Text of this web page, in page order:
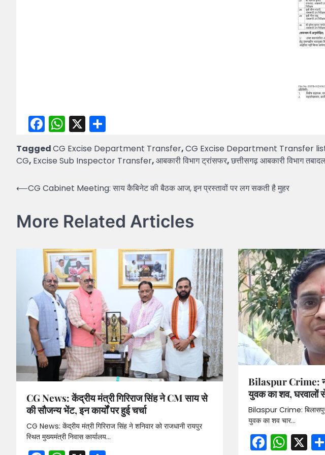
Facebook
WhatsApp
X
TaggedCG Excise Department Transfer,CG Excise Department Transfer
CG, Excise Sub Inspector Transfer,आबकारी विभाग ट्रांसफर,छत्तीसगढ़ आबकारी विभाग
Post
⟵CG Cabinet Meeting: साय कैबिनेट की बैठक आज, इन प्रस्तावों पर लग सकती है मुहर
More Related Articles
CG News: केंद्रीय मंत्री गिरिराज सिंह ने CM साय से
की सौजन्य भेंट, इन कार्यों पर हुई चर्चा
CG News: केंद्रीय मंत्री गिरिराज सिंह ने शनिवार को राजधानी रायपुर
स्थित मुख्यमंत्री निवास कार्यालय…
Bilaspur Crime:
युवक का शव, घरवालों
Bilaspur Crime: बिलासपुर
युवक का शव चार…
X